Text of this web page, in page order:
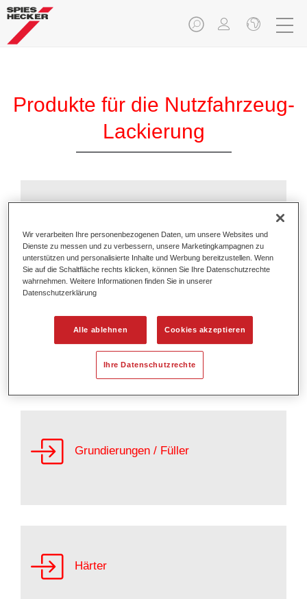
Produkte für die Nutzfahrzeug-
Lackierung
Decklacke
Grundierungen / Füller
Härter
Wir verarbeiten Ihre personenbezogenen Daten, um unsere Websites und
Dienste zu messen und zu verbessern, unsere Marketingkampagnen zu
unterstützen und personalisierte Inhalte und Werbung bereitzustellen. Wenn
Sie auf die Schaltfläche rechts klicken, können Sie Ihre Datenschutzrechte
wahrnehmen. Weitere Informationen finden Sie in unserer
Datenschutzerklärung
Alle ablehnen Cookies akzeptieren
Ihre Datenschutzrechte